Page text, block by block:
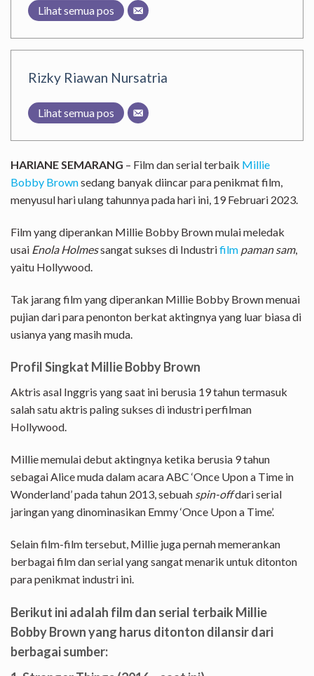
Lihat semua pos
Rizky Riawan Nursatria
Lihat semua pos
HARIANE SEMARANG – Film dan serial terbaik Millie
Bobby Brownsedang banyak diincar para penikmat film,
menyusul hari ulang tahunnya pada hari ini, 19 Februari 2023.
Film yang diperankan Millie Bobby Brown mulai meledak
usai Enola Holmessangat sukses di Industrifilm paman sam,
yaitu Hollywood.
Tak jarang film yang diperankan Millie Bobby Brown menuai
pujian dari para penonton berkat aktingnya yang luar biasa di
usianya yang masih muda.
Profil Singkat Millie Bobby Brown
Aktris asal Inggris yang saat ini berusia 19 tahun termasuk
salah satu aktris paling sukses di industri perfilman
Hollywood.
Millie memulai debut aktingnya ketika berusia 9 tahun
sebagai Alice muda dalam acara ABC ‘Once Upon a Time in
Wonderland’ pada tahun 2013, sebuah spin-offdari serial
jaringan yang dinominasikan Emmy ‘Once Upon a Time’.
Selain film-film tersebut, Millie juga pernah memerankan
berbagai film dan serial yang sangat menarik untuk ditonton
para penikmat industri ini.
Berikut ini adalah film dan serial terbaik Millie
Bobby Brown yang harus ditonton dilansir dari
berbagai sumber: